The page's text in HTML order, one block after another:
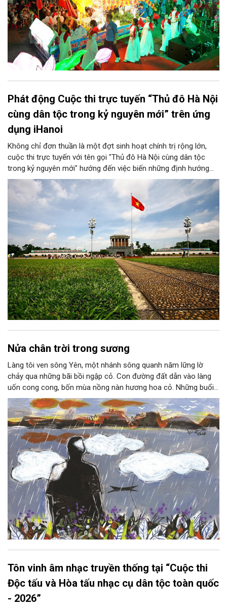
Phát động Cuộc thi trực tuyến “Thủ đô Hà Nội
cùng dân tộc trong kỷ nguyên mới” trên ứng
dụng iHanoi
Không chỉ đơn thuần là một đợt sinh hoạt chính trị rộng lớn,
cuộc thi trực tuyến với tên gọi "Thủ đô Hà Nội cùng dân tộc
trong kỷ nguyên mới" hướng đến việc biến những định hướng
chiến lược trong Nghị quyết số 02-NQ/TW của Bộ Chính trị
thành niềm tin, thành nhận thức chung của mỗi người dân.
Nửa chân trời trong sương
Làng tôi ven sông Yên, một nhánh sông quanh năm lững lờ
chảy qua những bãi bồi ngập cỏ. Con đường đất dẫn vào làng
uốn cong cong, bốn mùa nồng nàn hương hoa cỏ. Những buổi
hoàng hôn, khi nắng đã dịu xuống phía cuối sông, đám hoa tím
lại thẫm màu như có ai vừa rắc lên một lớp khói.
Tôn vinh âm nhạc truyền thống tại “Cuộc thi
Độc tấu và Hòa tấu nhạc cụ dân tộc toàn quốc
- 2026”